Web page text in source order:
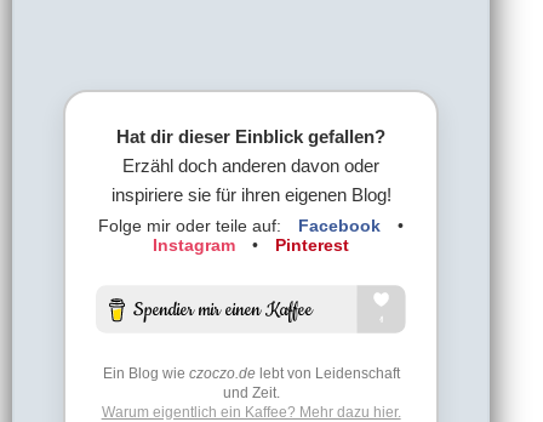
Hat dir dieser Einblick gefallen?
Erzähl doch anderen davon oder
inspiriere sie für ihren eigenen Blog!
Folge mir oder teile auf: Facebook
•
Instagram
• Pinterest
Ein Blog wie czoczo.delebt von Leidenschaft
und Zeit.
Warum eigentlich ein Kaffee? Mehr dazu hier.